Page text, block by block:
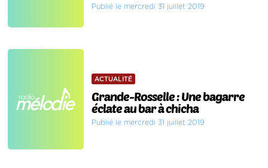
Publié le mercredi 31 juillet 2019
ACTUALITÉ
Grande-Rosselle : Une bagarre
éclate au bar à chicha
Publié le mercredi 31 juillet 2019